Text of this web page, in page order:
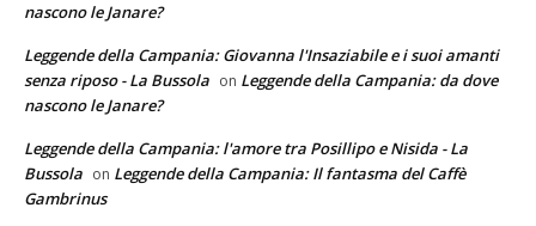
nascono le Janare?
Leggende della Campania: Giovanna l'Insaziabile e i suoi amanti
senza riposo - La Bussola on Leggende della Campania: da dove
nascono le Janare?
Leggende della Campania: l'amore tra Posillipo e Nisida - La
Bussola on Leggende della Campania: Il fantasma del Caffè
Gambrinus